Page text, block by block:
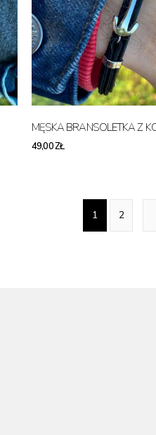
MĘSKA BRANSOLETKA Z
49,00 ZŁ
1 2